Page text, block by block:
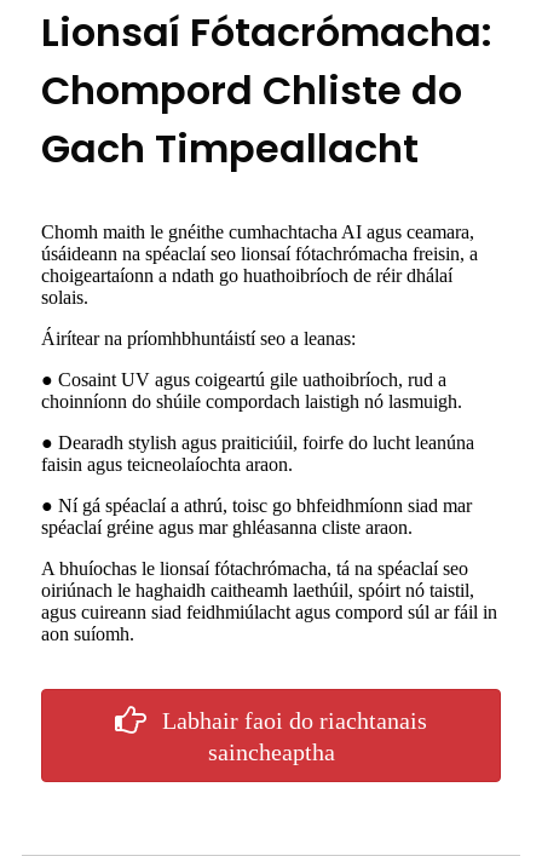
Lionsaí Fótacrómacha:
Chompord Chliste do
Gach Timpeallacht
Chomh maith le gnéithe cumhachtacha AI agus ceamara,
úsáideann na spéaclaí seo lionsaí fótachrómacha freisin, a
choigeartaíonn a ndath go huathoibríoch de réir dhálaí
solais.
Áirítear na príomhbhuntáistí seo a leanas:
● Cosaint UV agus coigeartú gile uathoibríoch, rud a
choinníonn do shúile compordach laistigh nó lasmuigh.
● Dearadh stylish agus praiticiúil, foirfe do lucht leanúna
faisin agus teicneolaíochta araon.
● Ní gá spéaclaí a athrú, toisc go bhfeidhmíonn siad mar
spéaclaí gréine agus mar ghléasanna cliste araon.
A bhuíochas le lionsaí fótachrómacha, tá na spéaclaí seo
oiriúnach le haghaidh caitheamh laethúil, spóirt nó taistil,
agus cuireann siad feidhmiúlacht agus compord súl ar fáil in
aon suíomh.
Labhair faoi do riachtanais
saincheaptha